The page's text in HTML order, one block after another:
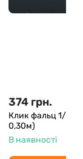
374 грн.
Клик фальц 1/3
0,30м)
В наявності